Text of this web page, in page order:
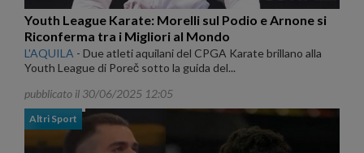
Youth League Karate: Morelli sul Podio e Arnone si
Riconferma tra i Migliori al Mondo
L'AQUILA - Due atleti aquilani del CPGA Karate brillano alla
Youth League di Poreč sotto la guida del...
pubblicato il 30/06/2025 12:05
Altri Sport